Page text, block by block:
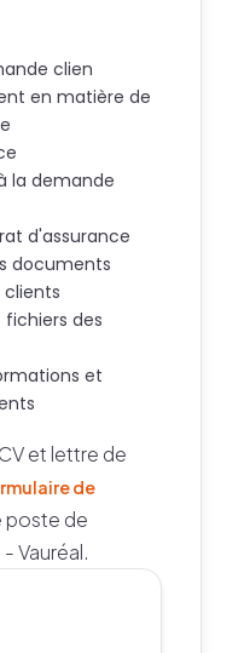
clien
en matière de
la demande
d'assurance
documents
des
et
et lettre de
de
poste de
Vauréal.